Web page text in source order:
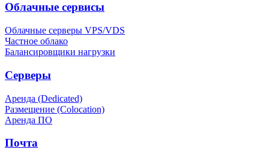
Облачные сервисы
Облачные серверы VPS/VDS
Частное облако
Балансировщики нагрузки
Серверы
Аренда (Dedicated)
Размещение (Colocation)
Аренда ПО
Почта